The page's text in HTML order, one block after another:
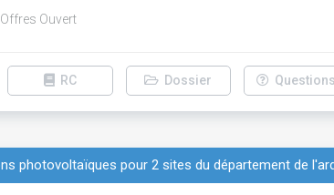
Ouvert
RC Dossier Questions
photovoltaïques pour 2 sites du département de